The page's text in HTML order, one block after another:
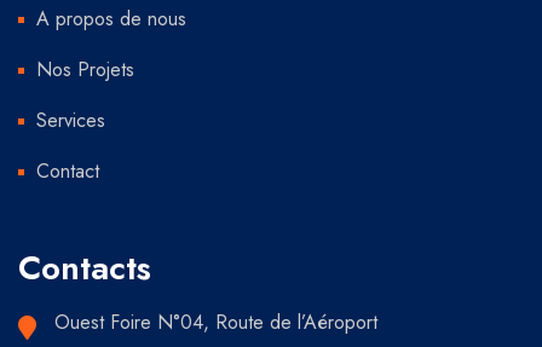
A propos de nous
Nos Projets
Services
Contact
Contacts
Ouest Foire N°04, Route de l’Aéroport